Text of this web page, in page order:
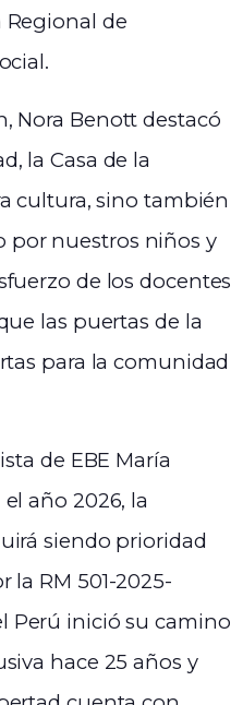
Regional de
Nora Benott destacó
la Casa de la
cultura, sino también
por nuestros niños y
de los docentes
las puertas de la
para la comunidad
de EBE María
año 2026, la
siendo prioridad
la RM 501-2025-
Perú inició su camino
hace 25 años y